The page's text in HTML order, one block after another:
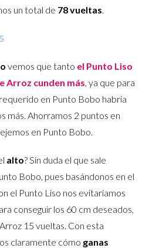
un total de 78 vueltas.
vemos que tanto el Punto Liso
Arroz cunden más, ya que para
en Punto Bobo habría
más. Ahorramos 2 puntos en
en Punto Bobo.
alto?Sin duda el que sale
Bobo, pues basándonos en el
el Punto Liso nos evitaríamos
conseguir los 60 cm deseados,
15 vueltas. Con esta
claramente cómo ganas